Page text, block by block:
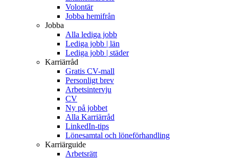
Volontär
Jobba hemifrån
Jobba
Alla lediga jobb
Lediga jobb | län
Lediga jobb | städer
Karriärråd
Gratis CV-mall
Personligt brev
Arbetsintervju
CV
Ny på jobbet
Alla Karriärråd
LinkedIn-tips
Lönesamtal och löneförhandling
Karriärguide
Arbetsrätt